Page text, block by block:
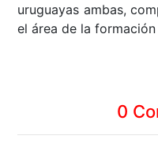
uruguayas ambas,
el área de la
0